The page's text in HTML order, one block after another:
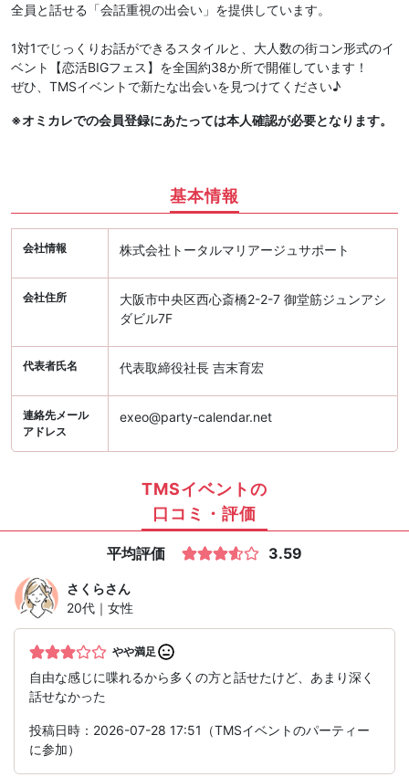
全員と話せる「会話重視の出会い」を提供しています。
1対1でじっくりお話ができるスタイルと、大人数の街コン形式のイ
ベント【恋活BIGフェス】を全国約38か所で開催しています！
ぜひ、TMSイベントで新たな出会いを見つけてください♪
※オミカレでの会員登録にあたっては本人確認が必要となります。
基本情報
会社情報 株式会社トータルマリアージュサポート
会社住所
大阪市中央区西心斎橋2-2-7 御堂筋ジュンアシ
ダビル7F
代表者氏名 代表取締役社長 吉末育宏
連絡先メール
アドレス
exeo@party-calendar.net
TMSイベントの
口コミ・評価
平均評価 3.59
さくらさん
20代｜女性
やや満足
自由な感じに喋れるから多くの方と話せたけど、あまり深く
話せなかった
投稿日時：2026-07-28 17:51（TMSイベントのパーティー
に参加）